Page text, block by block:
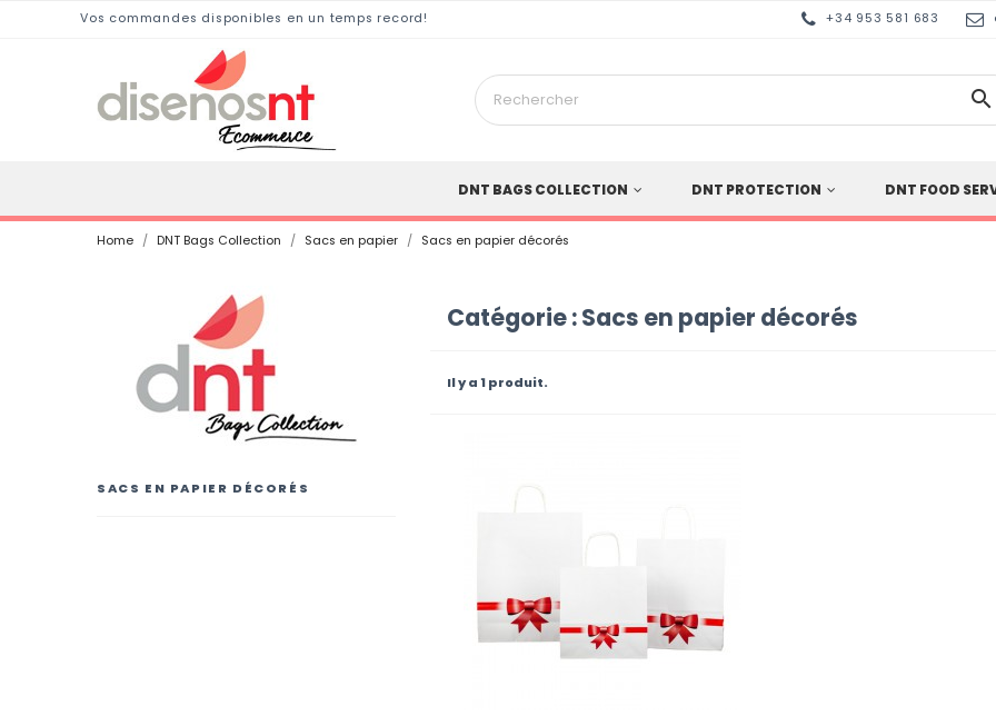
Vos commandes disponibles en un temps record! +34 953 581 683

DNT BAGS COLLECTION DNT PROTECTION DNT FOOD
Home DNT Bags Collection Sacs en papier Sacs en papier décorés
SACS EN PAPIER DÉCORÉS
Catégorie : Sacs en papier décorés
Il y a 1 produit.